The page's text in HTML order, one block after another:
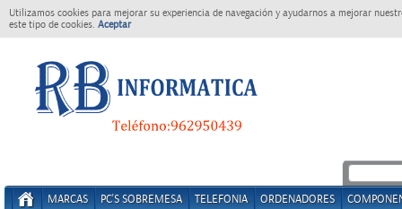
Utilizamos cookies para mejorar su experiencia de navegación y ayudarnos a mejorar
este tipo de cookies. Aceptar
MARCAS PC'S SOBREMESA TELEFONIA ORDENADORES